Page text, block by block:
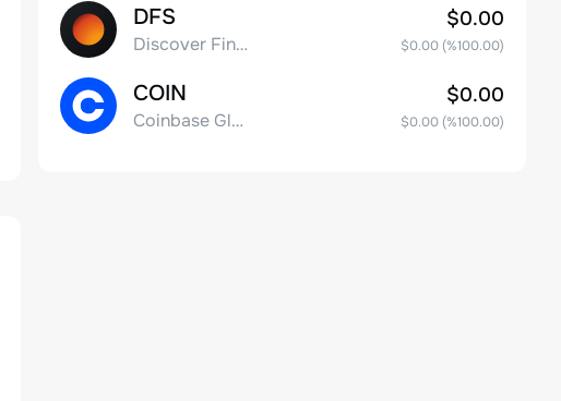
DFS
Discover Financial Services
$0.00
$0.00(%100.00)
COIN
Coinbase Global, Inc. Class A Common Stock
$0.00
$0.00(%100.00)